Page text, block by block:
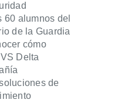
60 alumnos del
de la Guardia
cómo
Delta
de